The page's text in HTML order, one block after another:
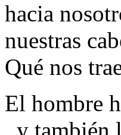
hacia
nuestras
Qué nos
El hombre